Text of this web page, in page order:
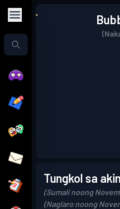
Tungkol sa
(Sumali noong
(Naglaro noong